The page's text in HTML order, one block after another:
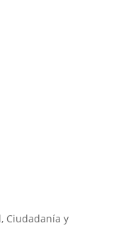
Ciudadanía y